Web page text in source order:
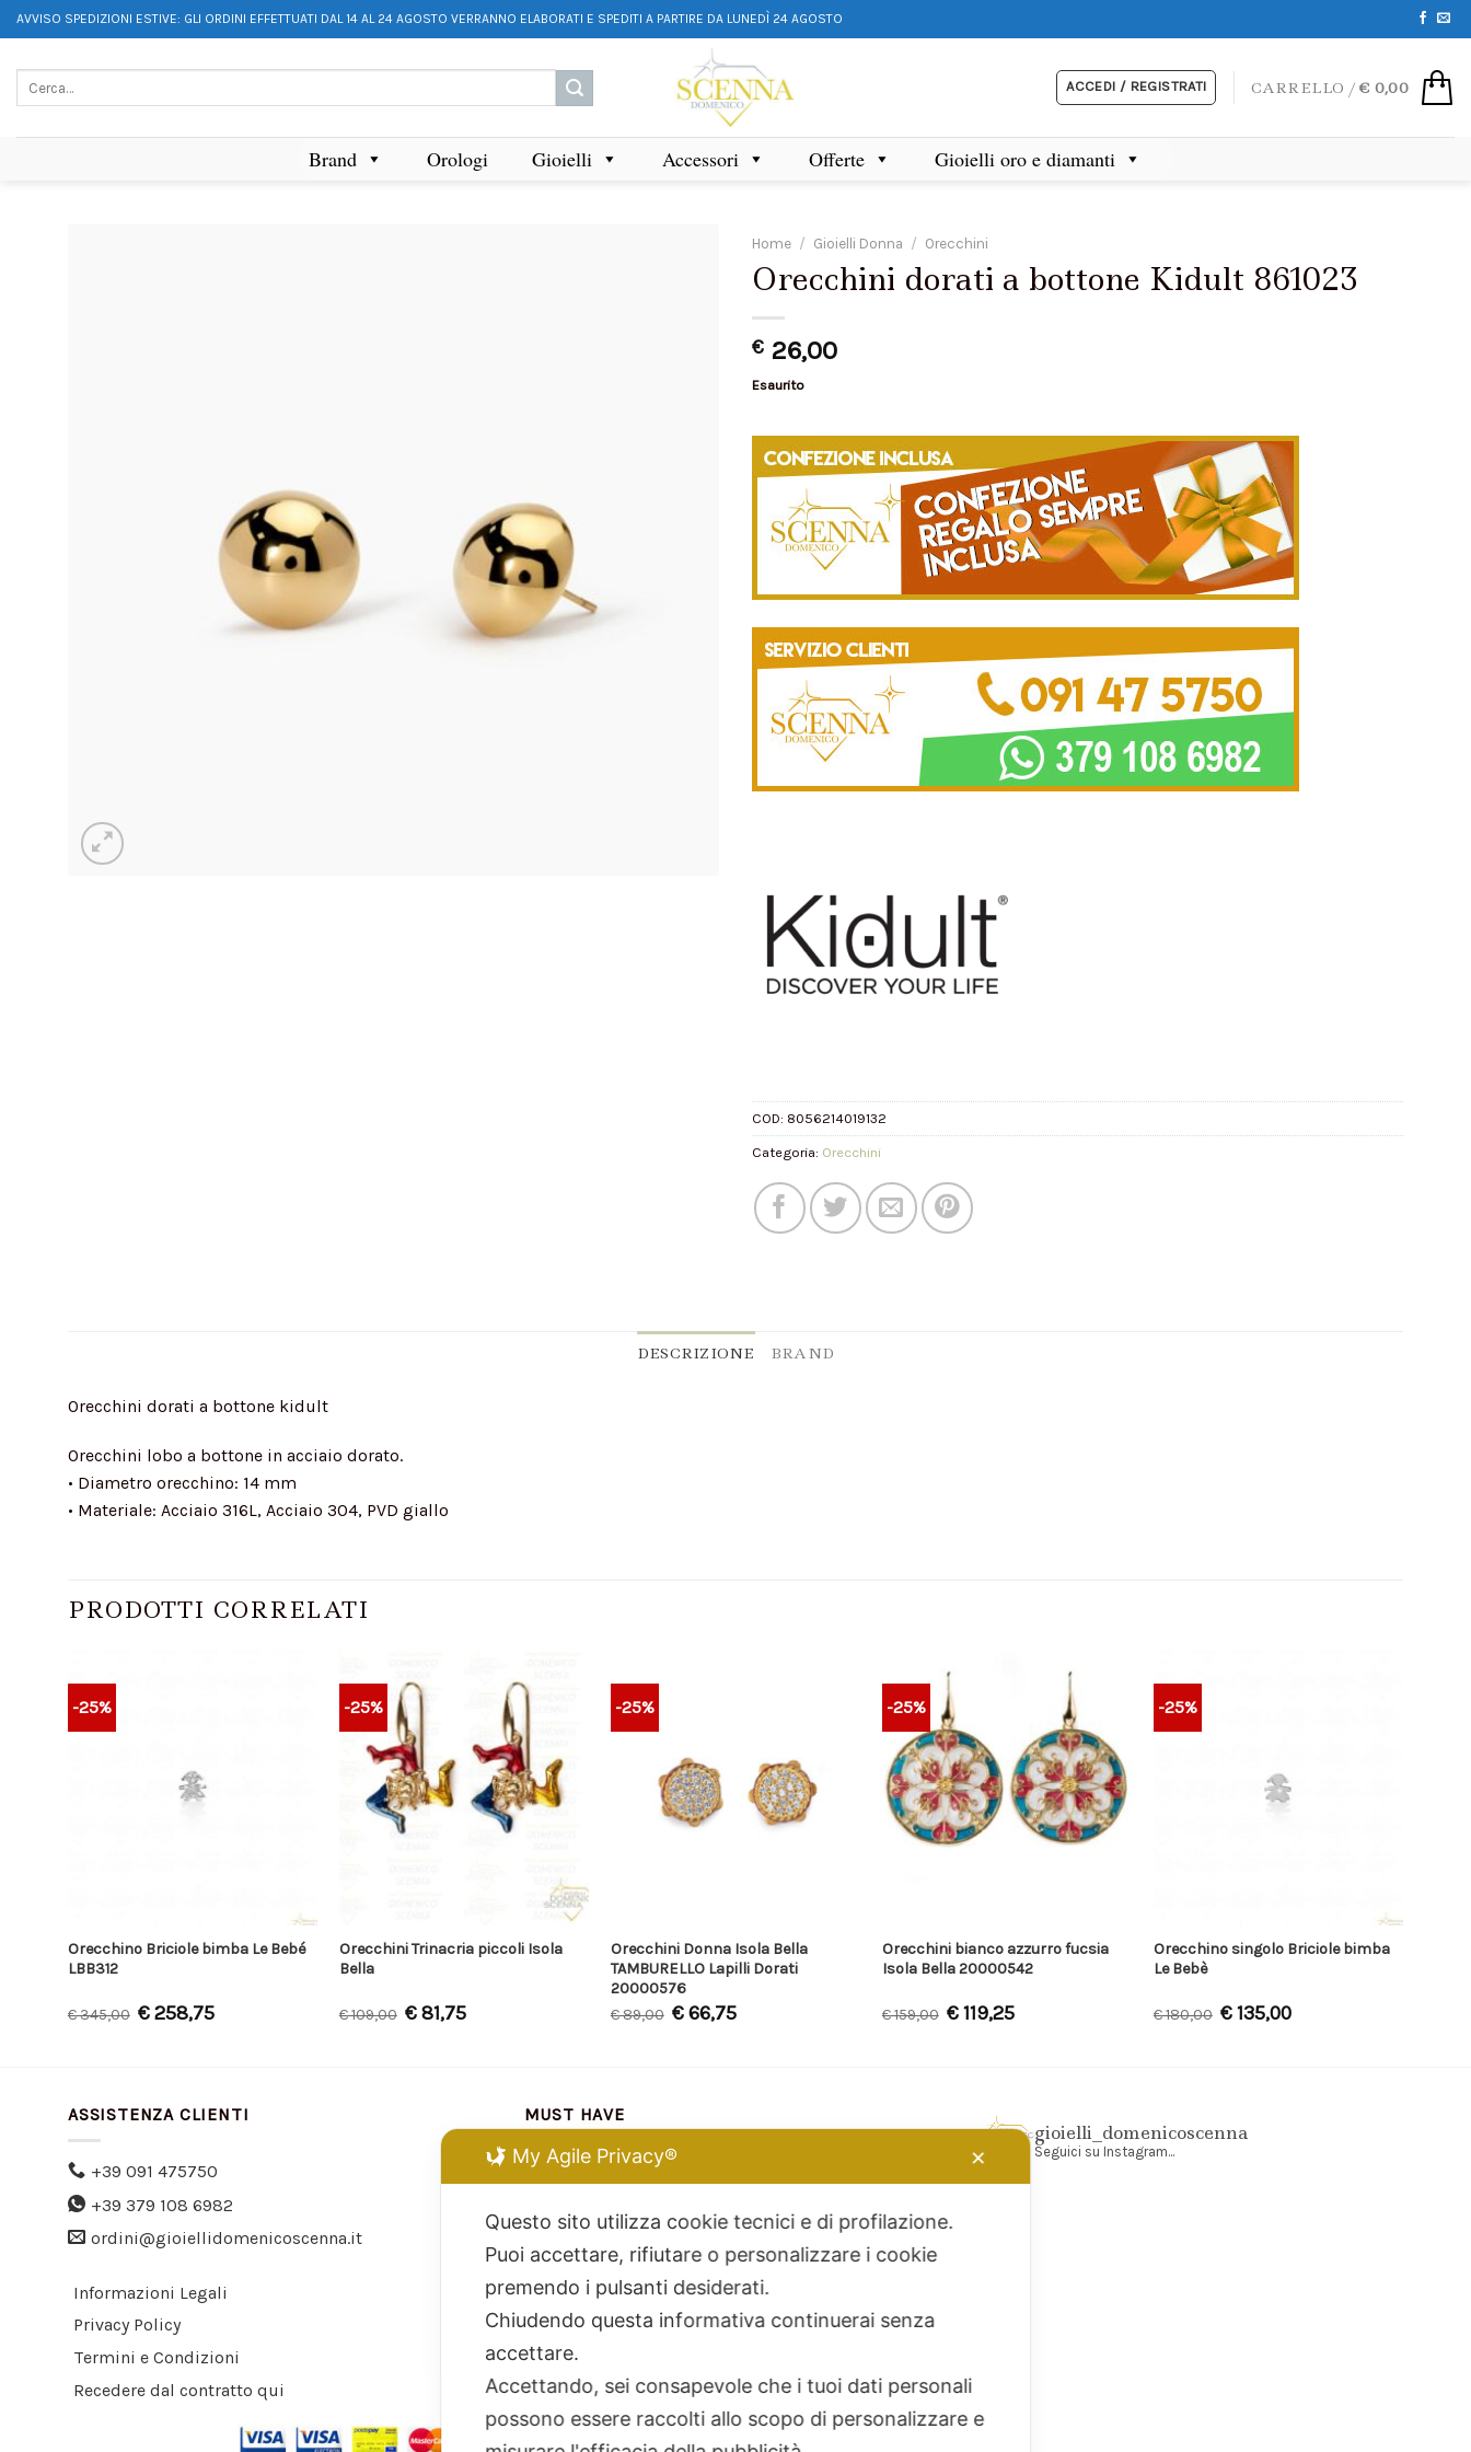
AVVISO SPEDIZIONI ESTIVE: GLI ORDINI EFFETTUATI DAL 14 AL 24 AGOSTO VERRANNO ELABORATI E SPEDITI A PARTIRE DA LUNEDÌ 24 AGOSTO
ACCEDI / REGISTRATI CARRELLO /€ 0,00
Brand Orologi Gioielli Accessori Offerte Gioielli oro e diamanti
Home / Gioielli Donna / Orecchini
Orecchini dorati a bottone Kidult 861023
€ 26,00
Esaurito
COD: 8056214019132
Categoria: Orecchini
DESCRIZIONE BRAND
Orecchini dorati a bottone kidult
Orecchini lobo a bottone in acciaio dorato.
• Diametro orecchino: 14 mm
• Materiale: Acciaio 316L, Acciaio 304, PVD giallo
PRODOTTI CORRELATI
-25%
Orecchino Briciole bimba Le Bebé
LBB312
€345,00 €258,75
-25%
Orecchini Trinacria piccoli Isola
Bella
€109,00 €81,75
-25%
Orecchini Donna Isola Bella
TAMBURELLO Lapilli Dorati
20000576
€89,00 €66,75
-25%
Orecchini bianco azzurro fucsia
Isola Bella 20000542
€159,00 €119,25
-25%
Orecchino singolo Briciole bimba
Le Bebè
€180,00 €135,00
ASSISTENZA CLIENTI
+39 091 475750
+39 379 108 6982
ordini@gioiellidomenicoscenna.it
Informazioni Legali
Privacy Policy
Termini e Condizioni
Recedere dal contratto qui
MUST HAVE
Chiara Ferragni
Dodo Mariani
Breil Tribe
Filodellavita
Bliss
Kidult
Hamilton
Miluna
gioielli_domenicoscenna
Seguici su Instagram...
My Agile Privacy® ✕
Questo sito utilizza cookie tecnici e di profilazione.
Puoi accettare, rifiutare o personalizzare i cookie
premendo i pulsanti desiderati.
Chiudendo questa informativa continuerai senza
accettare.
Accettando, sei consapevole che i tuoi dati personali
possono essere raccolti allo scopo di personalizzare e